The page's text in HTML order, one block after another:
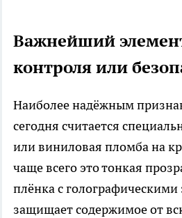
Важнейший
контроля или
Наиболее надёжным
сегодня считается
или виниловая пломба на
чаще всего это тонкая
плёнка с
защищает содержимое от